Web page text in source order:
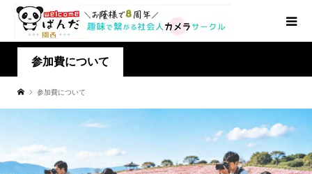
参加費について
参加費について